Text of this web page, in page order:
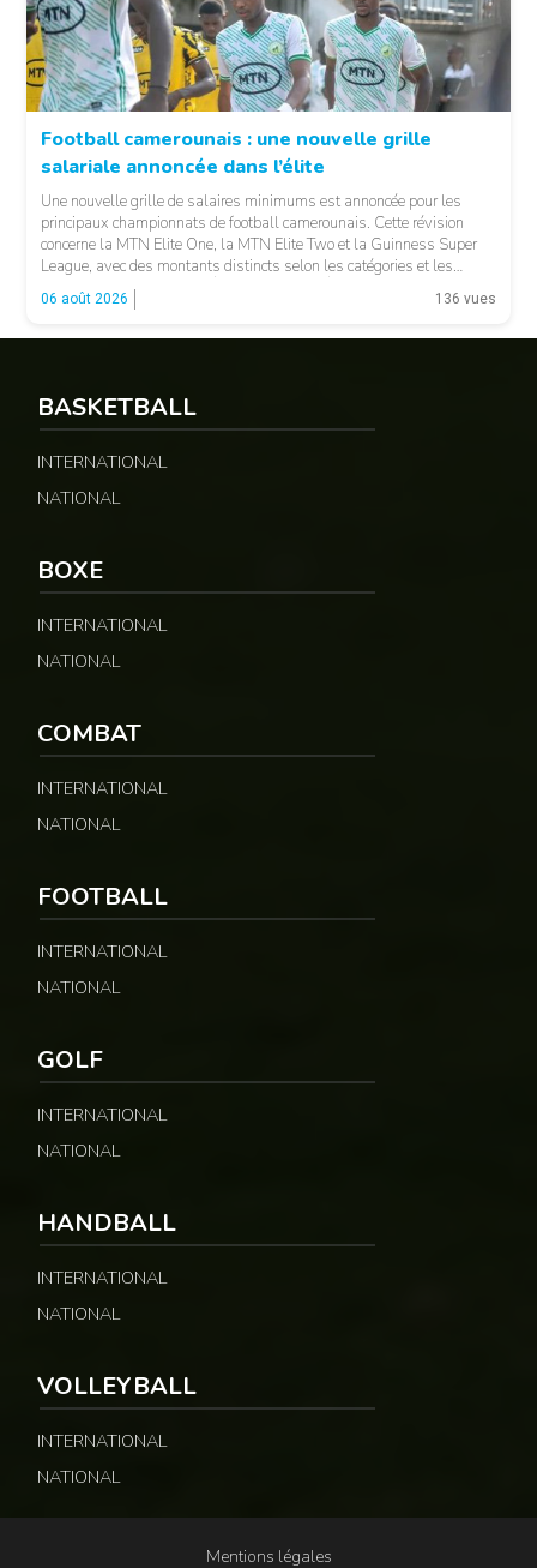
Football camerounais : une nouvelle grille
salariale annoncée dans l’élite
Une nouvelle grille de salaires minimums est annoncée pour les
principaux championnats de football camerounais. Cette révision
concerne la MTN Elite One, la MTN Elite Two et la Guinness Super
League, avec des montants distincts selon les catégories et les
fonctions. LA SUITE APRÈS LA PUBLICITÉ Selon les informations
relayées par Allez Les Lions, […]
06 août 2026 136 vues
BASKETBALL
INTERNATIONAL
NATIONAL
BOXE
INTERNATIONAL
NATIONAL
COMBAT
INTERNATIONAL
NATIONAL
FOOTBALL
INTERNATIONAL
NATIONAL
GOLF
INTERNATIONAL
NATIONAL
HANDBALL
INTERNATIONAL
NATIONAL
VOLLEYBALL
INTERNATIONAL
NATIONAL
Mentions légales